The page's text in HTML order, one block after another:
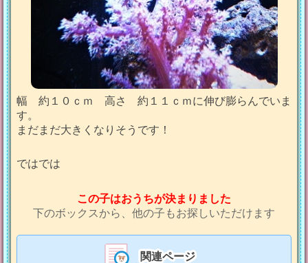
幅 約１０ｃｍ 高さ 約１１ｃｍに伸び膨らんでいま
す。
まだまだ大きくなりそうです！
ではでは
この子はおうちが決まりました
下のボックスから、他の子もお探しいただけます
関連ページ